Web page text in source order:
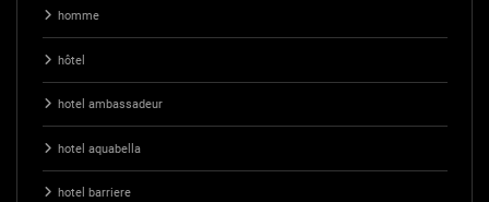
homme
hôtel
hotel ambassadeur
hotel aquabella
hotel barriere